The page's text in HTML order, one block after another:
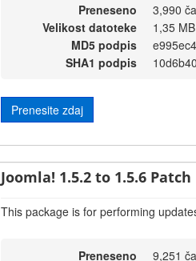
Preneseno
3,990
Velikost datoteke
1,35 MB
MD5 podpis
SHA1 podpis
Prenesite zdaj
Joomla! 1.5.2 to 1.5.6
This package is for performing
Preneseno 9,251